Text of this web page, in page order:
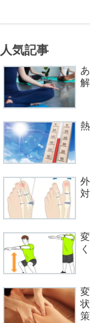
人気記事